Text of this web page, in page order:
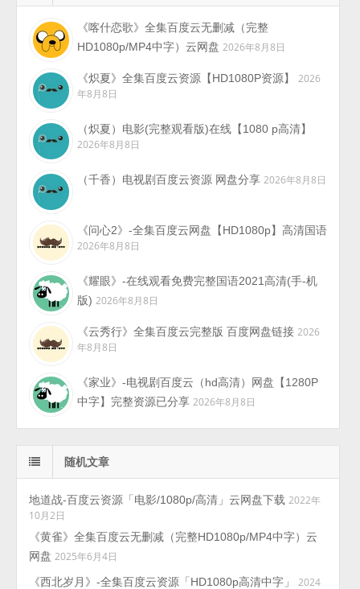
《喀什恋歌》全集百度云无删减（完整
HD1080p/MP4中字）云网盘 2026年8月8日
《炽夏》全集百度云资源【HD1080P资源】
2026
年8月8日
（炽夏）电影(完整观看版)在线【1080 p高清】
2026年8月8日
（千香）电视剧百度云资源 网盘分享 2026年8月8日
《问心2》-全集百度云网盘【HD1080p】高清国语
2026年8月8日
《耀眼》-在线观看免费完整国语2021高清(手-机
版) 2026年8月8日
《云秀行》全集百度云完整版 百度网盘链接 2026
年8月8日
《家业》-电视剧百度云（hd高清）网盘【1280P
中字】完整资源已分享 2026年8月8日
随机文章
地道战-百度云资源「电影/1080p/高清」云网盘下载 2022年
10月2日
《黄雀》全集百度云无删减（完整HD1080p/MP4中字）云
网盘 2025年6月4日
《西北岁月》-全集百度云资源「HD1080p高清中字」
2024